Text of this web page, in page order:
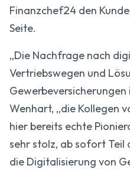
Finanzchef24 den
Seite.
„Die Nachfrage nach
Vertriebswegen und
Wenhart, „die Kollegen
hier bereits echte
sehr stolz, ab sofort Teil
die Digitalisierung von